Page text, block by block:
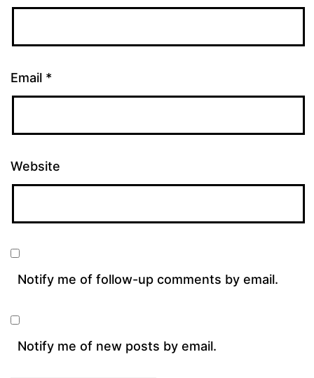
Email *
Website
Notify me of follow-up comments by email.
Notify me of new posts by email.